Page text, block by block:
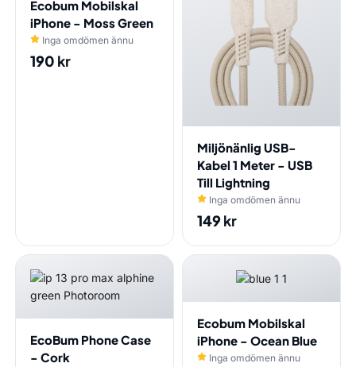
Ecobum Mobilskal
iPhone - Moss Green
Inga omdömen ännu
190 kr
Miljönänlig USB-
Kabel 1 Meter - USB
Till Lightning
Inga omdömen ännu
149kr
EcoBum Phone Case
- Cork
Ecobum Mobilskal
iPhone - Ocean Blue
Inga omdömen ännu